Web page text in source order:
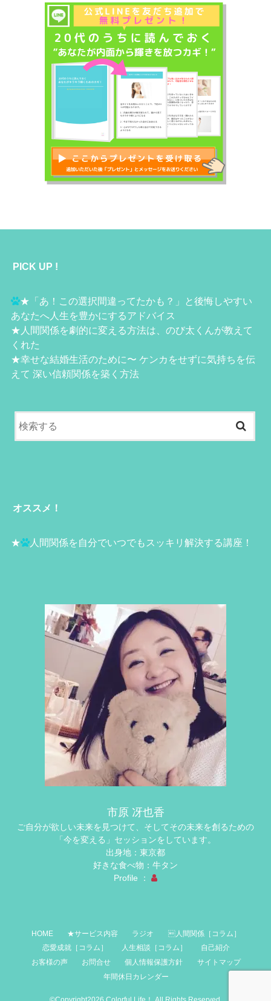
PICK UP !
★ 「あ！この選択間違ってたかも？」と後悔しやすい
あなたへ人生を豊かにするアドバイス
★ 人間関係を劇的に変える方法は、のび太くんが教えて
くれた
★幸せな結婚生活のために〜 ケンカをせずに気持ちを伝
えて 深い信頼関係を築く方法
オススメ！
★ 人間関係を自分でいつでもスッキリ解決する講座！
市原 冴也香
ご自分が欲しい未来を見つけて、そしてその未来を創るための
「今を変える」セッションをしています。
出身地：東京都
好きな食べ物：牛タン
Profile ：
HOME ★サービス内容 ラジオ
人間関係［コラム］
恋愛成就［コラム］
人生相談［コラム］
自己紹介
お客様の声
お問合せ 個人情報保護方針
サイトマップ
年間休日カレンダー